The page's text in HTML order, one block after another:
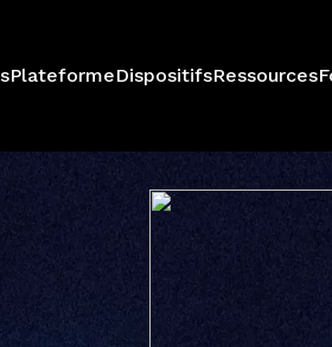
PlateformeDispositifsRessources